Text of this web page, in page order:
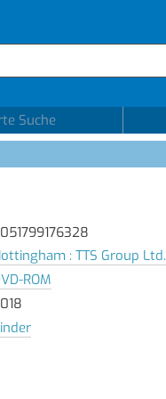
Suche
: TTS Group Ltd.
ROM